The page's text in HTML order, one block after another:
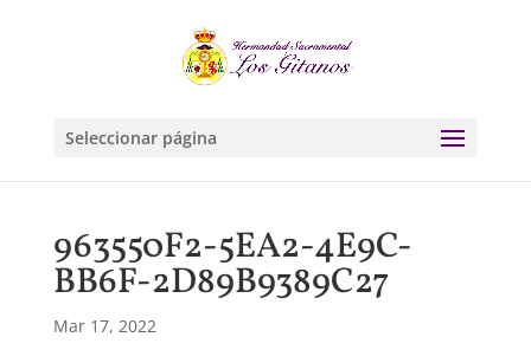
Seleccionar página
963550F2-5EA2-4E9C-
BB6F-2D89B9389C27
Mar 17, 2022